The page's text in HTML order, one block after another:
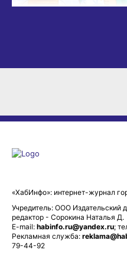
«ХабИнфо»: интернет-журнал
Учредитель: ООО Издательский
редактор - Сорокина Наталья Д.
E-mail: habinfo.ru@yandex.ru;
Рекламная служба:
79-44-92